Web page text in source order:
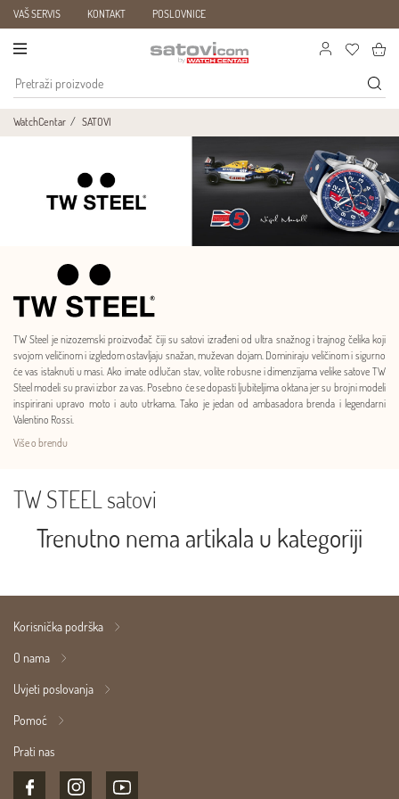
VAŠ SERVIS KONTAKT POSLOVNICE
WatchCentar SATOVI
TW Steel je nizozemski proizvođač čiji su satovi izrađeni od ultra snažnog i trajnog čelika koji
svojom veličinom i izgledom ostavljaju snažan, muževan dojam. Dominiraju veličinom i sigurno
će vas istaknuti u masi. Ako imate odlučan stav, volite robusne i dimenzijama velike satove TW
Steel modeli su pravi izbor za vas. Posebno će se dopasti ljubiteljima oktana jer su brojni modeli
inspirirani upravo moto i auto utrkama. Tako je jedan od ambasadora brenda i legendarni
Valentino Rossi.
Više o brendu
TW STEEL satovi
Trenutno nema artikala u kategoriji
Korisnička podrška
O nama
Uvjeti poslovanja
Pomoć
Prati nas